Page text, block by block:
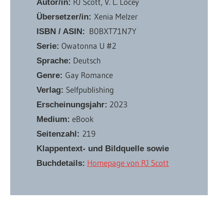
Autor/in:
Übersetzer/in:Xenia Melzer
ISBN / ASIN: ‎ B0BXT71N7Y
Serie: Owatonna U #2
Sprache: Deutsch
Genre:Gay Romance
Verlag: Selfpublishing
Erscheinungsjahr: 2023
Medium: eBook
Seitenzahl: 219
Klappentext- und Bildquelle sowie
Buchdetails: Homepage von RJ Scott